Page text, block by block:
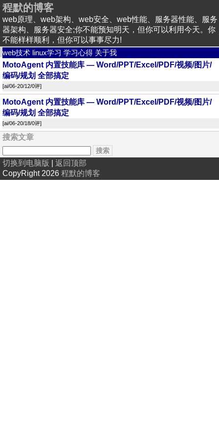
程默的博客
web原理、web架构、web安全、web性能、服务器性能、服务
器架构、服务器安全;你不能预知明天，但你可以利用今天。你
不能样样顺利，但你可以事事尽力!
web技术 linux学习 学习心得 关于我
MotoAgent 内置技能库 — Word/PPT/Excel/PDF/视频/图片/
编码/规划 全部搞定
[ai/06-20/12/0评]
MotoAgent 内置技能库 — Word/PPT/Excel/PDF/视频/图片/
编码/规划 全部搞定
[ai/06-20/18/0评]
搜索文章
切换到电脑版
返回顶部
CopyRight 2026 程默的博客